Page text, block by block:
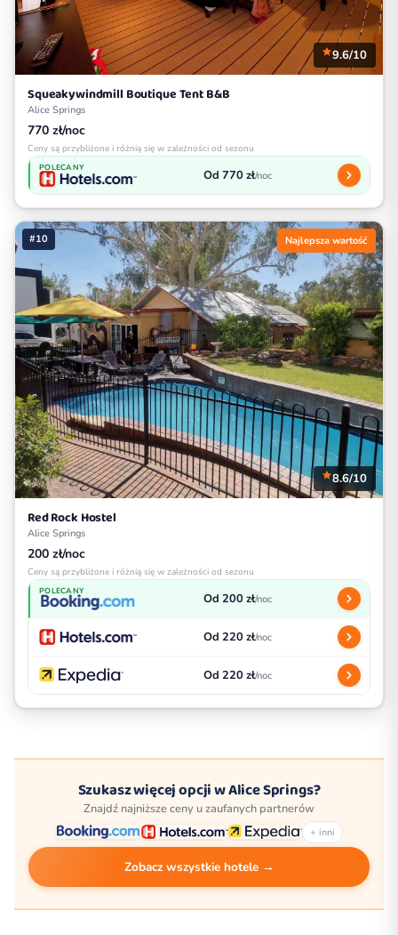
9.6/10
Squeakywindmill Boutique Tent B&B
Alice Springs
770 zł/noc
Ceny są przybliżone i różnią się w zależności od sezonu
POLECANY Od 770 zł/noc
#10 Najlepsza wartość
8.6/10
Red Rock Hostel
Alice Springs
200 zł/noc
Ceny są przybliżone i różnią się w zależności od sezonu
POLECANY Od 200 zł/noc
Od 220 zł/noc
Od 220 zł/noc
Szukasz więcej opcji w Alice Springs?
Znajdź najniższe ceny u zaufanych partnerów
+ inni
Zobacz wszystkie hotele →